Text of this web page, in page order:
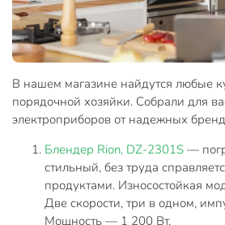
В нашем магазине найдутся любые
порядочной хозяйки. Собрали для
электроприборов от надежных
Блендер Rion, DZ-2301S —
стильный, без труда
продуктами. Износостойкая
Две скорости, три в одном,
Мощность — 1 200 Вт.